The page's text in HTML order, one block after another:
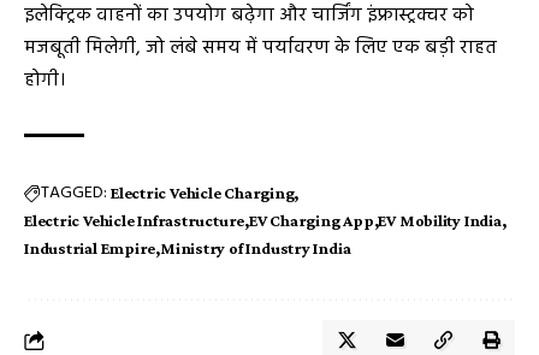
इलेक्ट्रिक वाहनों का उपयोग बढ़ेगा और चार्जिंग इंफ्रास्ट्रक्चर को
मजबूती मिलेगी, जो लंबे समय में पर्यावरण के लिए एक बड़ी राहत
होगी।
TAGGED: Electric Vehicle Charging
Electric Vehicle Infrastructure EV Charging App EV Mobility India
Industrial Empire Ministry of Industry India